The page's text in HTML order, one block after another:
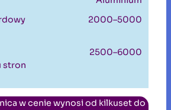
2000–5000
2500–6000
w cenie wynosi od kilkuset do